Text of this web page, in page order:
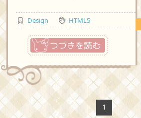
Design HTML5
つづきを
1